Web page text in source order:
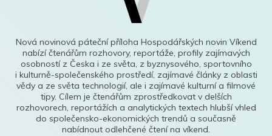
Nová novinová páteční příloha Hospodářských novin Víkend
nabízí čtenářům rozhovory, reportáže, profily zajímavých
osobností z Česka i ze světa, z byznysového, sportovního
i kulturně-společenského prostředí, zajímavé články z oblasti
vědy a ze světa technologií, ale i zajímavé kulturní a filmové
tipy. Cílem je čtenářům zprostředkovat v delších
rozhovorech, reportážích a analytických textech hlubší vhled
do společensko-ekonomických trendů a současně
nabídnout odlehčené čtení na víkend.